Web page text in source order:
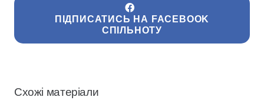
ПІДПИСАТИСЬ НА FACEBOOK
СПІЛЬНОТУ
Схожі матеріали